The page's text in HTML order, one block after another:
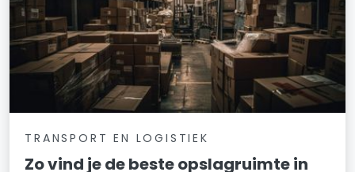
TRANSPORT EN LOGISTIEK
Zo vind je de beste opslagruimte in